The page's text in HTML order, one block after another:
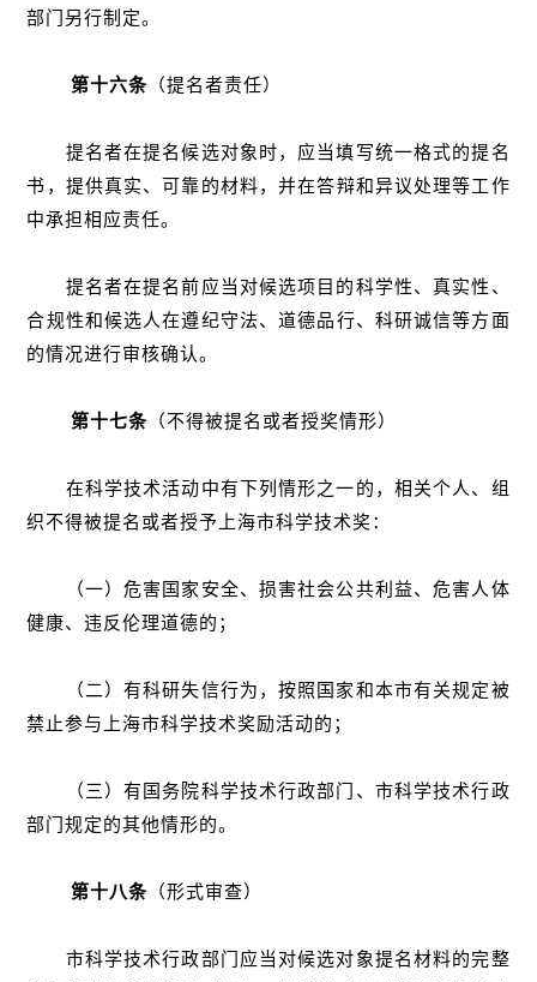
部门另行制定。
第十六条 （提名者责任）
提名者在提名候选对象时，应当填写统一格式的提名
书，提供真实、可靠的材料，并在答辩和异议处理等工作
中承担相应责任。
提名者在提名前应当对候选项目的科学性、真实性、
合规性和候选人在遵纪守法、道德品行、科研诚信等方面
的情况进行审核确认。
第十七条 （不得被提名或者授奖情形）
在科学技术活动中有下列情形之一的，相关个人、组
织不得被提名或者授予上海市科学技术奖：
（一）危害国家安全、损害社会公共利益、危害人体
健康、违反伦理道德的；
（二）有科研失信行为，按照国家和本市有关规定被
禁止参与上海市科学技术奖励活动的；
（三）有国务院科学技术行政部门、市科学技术行政
部门规定的其他情形的。
第十八条 （形式审查）
市科学技术行政部门应当对候选对象提名材料的完整